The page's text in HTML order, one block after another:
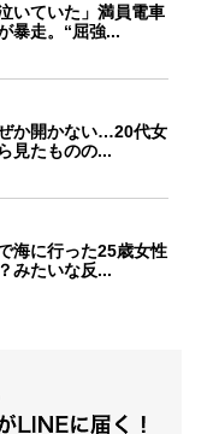
いていた」満員電車
暴走。“屈強...
か開かない…20代女
見たものの...
海に行った25歳女性
みたいな反...